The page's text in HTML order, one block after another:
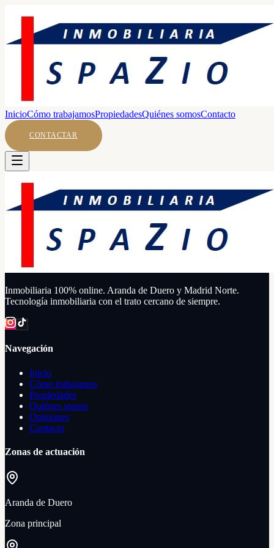
InicioCómo trabajamosPropiedadesQuiénes somosContacto
CONTACTAR
Inmobiliaria 100% online. Aranda de Duero y Madrid Norte.
Tecnología inmobiliaria con el trato cercano de siempre.
Navegación
Inicio
Cómo trabajamos
Propiedades
Quiénes somos
Opiniones
Contacto
Zonas de actuación
Aranda de Duero
Zona principal